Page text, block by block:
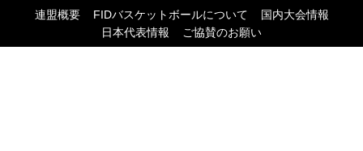
連盟概要 FIDバスケットボールについて
国内大会情報
日本代表情報
ご協賛のお願い